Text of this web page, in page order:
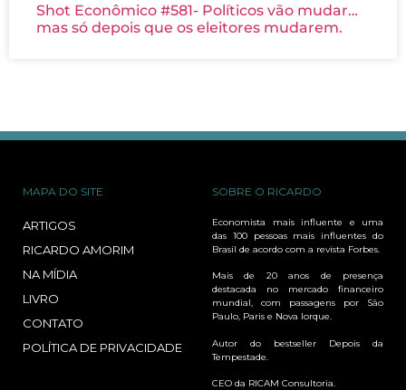
Shot Econômico #581- Políticos vão mudar…
mas só depois que os eleitores mudarem.
MAPA DO SITE
ARTIGOS
RICARDO AMORIM
NA MÍDIA
LIVRO
CONTATO
POLÍTICA DE PRIVACIDADE
SOBRE O RICARDO
Economista mais influente e uma
das 100 pessoas mais influentes do
Brasil de acordo com a revista Forbes.
Mais de 20 anos de presença
destacada no mercado financeiro
mundial, com passagens por São
Paulo, Paris e Nova Iorque.
Autor do bestseller Depois da
Tempestade.
CEO da RICAM Consultoria.